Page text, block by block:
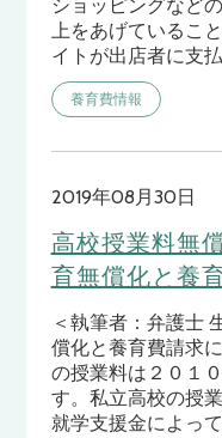
ショッピングなど
上をあげているこ
イトが出店者に支
養育費情報
2019年08月30日
高校授業料無
育無償化と養
＜執筆者：弁護士
償化と養育費請求
の授業料は２０１
す。私立高校の授
就学支援金によっ